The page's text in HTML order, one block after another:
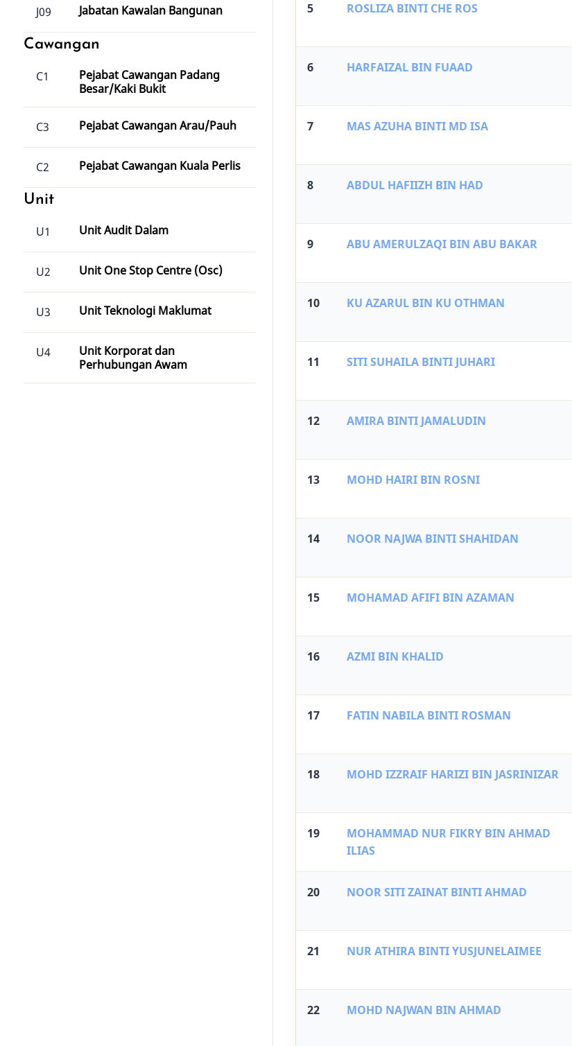
J09 Jabatan Kawalan Bangunan
Cawangan
C1
Pejabat Cawangan Padang
Besar/Kaki Bukit
C3 Pejabat Cawangan Arau/Pauh
C2 Pejabat Cawangan Kuala Perlis
Unit
U1 Unit Audit Dalam
U2 Unit One Stop Centre (Osc)
U3 Unit Teknologi Maklumat
U4
Unit Korporat dan
Perhubungan Awam
5 ROSLIZA BINTI CHE ROS
6 HARFAIZAL BIN FUAAD
7 MAS AZUHA BINTI MD ISA
8 ABDUL HAFIIZH BIN HAD
9 ABU AMERULZAQI BIN ABU BAKAR
10 KU AZARUL BIN KU OTHMAN
11 SITI SUHAILA BINTI JUHARI
12 AMIRA BINTI JAMALUDIN
13 MOHD HAIRI BIN ROSNI
14 NOOR NAJWA BINTI SHAHIDAN
15 MOHAMAD AFIFI BIN AZAMAN
16 AZMI BIN KHALID
17 FATIN NABILA BINTI ROSMAN
18 MOHD IZZRAIF HARIZI BIN JASRINIZAR
19
MOHAMMAD NUR FIKRY BIN AHMAD
ILIAS
20 NOOR SITI ZAINAT BINTI AHMAD
21 NUR ATHIRA BINTI YUSJUNELAIMEE
22 MOHD NAJWAN BIN AHMAD